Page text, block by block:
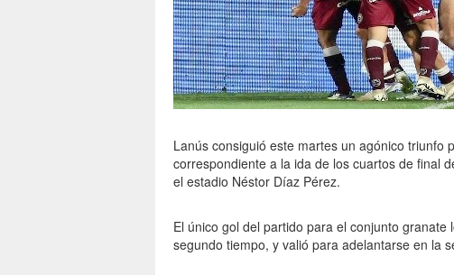
Lanús consiguió este martes un agónico triunfo
correspondiente a la ida de los cuartos de final
el estadio Néstor Díaz Pérez.
El único gol del partido para el conjunto
segundo tiempo, y valió para adelantarse en la